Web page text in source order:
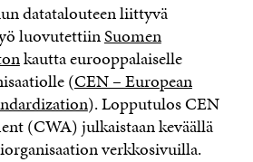
datatalouteen liittyvä
luovutettiinSuomen
kautta eurooppalaiselle
(CEN – European
). Lopputulos CEN
(CWA) julkaistaan keväällä
verkkosivuilla.